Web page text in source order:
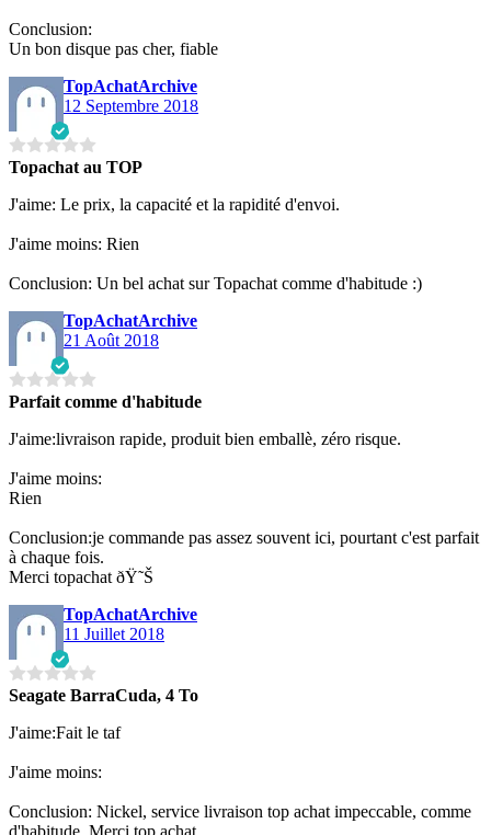
Conclusion:
Un bon disque pas cher, fiable
TopAchatArchive
12 Septembre 2018
Topachat au TOP
J'aime: Le prix, la capacité et la rapidité d'envoi.
J'aime moins: Rien
Conclusion: Un bel achat sur Topachat comme d'habitude :)
TopAchatArchive
21 Août 2018
Parfait comme d'habitude
J'aime:livraison rapide, produit bien emballè, zéro risque.
J'aime moins:
Rien
Conclusion:je commande pas assez souvent ici, pourtant c'est parfait
à chaque fois.
Merci topachat ðŸ˜Š
TopAchatArchive
11 Juillet 2018
Seagate BarraCuda, 4 To
J'aime:Fait le taf
J'aime moins:
Conclusion: Nickel, service livraison top achat impeccable, comme
d'habitude. Merci top achat